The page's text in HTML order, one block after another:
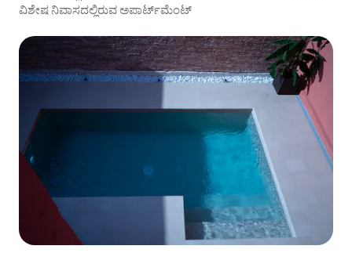
ವಿಶೇಷ ನಿವಾಸದಲ್ಲಿರುವ ಅಪಾರ್ಟ್‌ಮೆಂಟ್